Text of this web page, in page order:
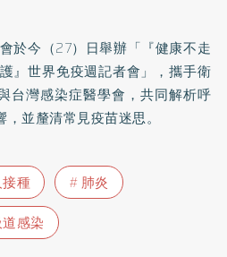
於今（27）日舉辦「『健康不走
』世界免疫週記者會」，攜手衛
台灣感染症醫學會，共同解析呼
並釐清常見疫苗迷思。
種
肺炎
感染